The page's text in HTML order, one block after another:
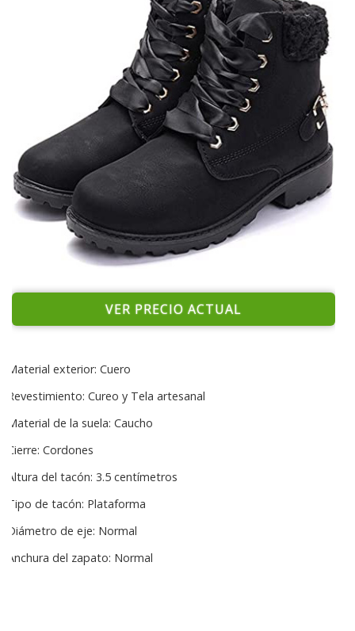
VER PRECIO ACTUAL
Material exterior: Cuero
Revestimiento: Cureo y Tela artesanal
Material de la suela: Caucho
Cierre: Cordones
Altura del tacón: 3.5 centímetros
Tipo de tacón: Plataforma
Diámetro de eje: Normal
Anchura del zapato: Normal